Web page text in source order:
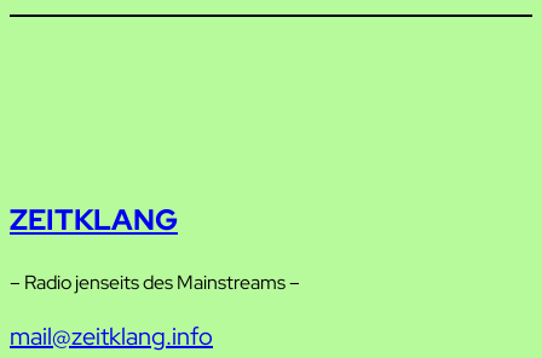
ZEITKLANG
– Radio jenseits des Mainstreams –
mail@zeitklang.info